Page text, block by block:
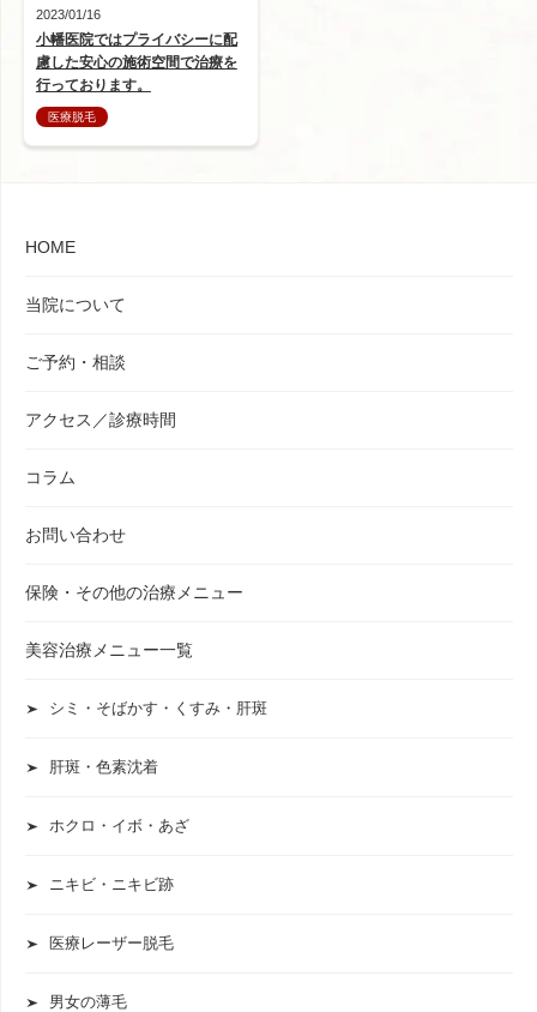
2023/01/16
小幡医院ではプライバシーに配
慮した安心の施術空間で治療を
行っております。
医療脱毛
HOME
当院について
ご予約・相談
アクセス／診療時間
コラム
お問い合わせ
保険・その他の治療メニュー
美容治療メニュー一覧
シミ・そばかす・くすみ・肝斑
肝斑・色素沈着
ホクロ・イボ・あざ
ニキビ・ニキビ跡
医療レーザー脱毛
男女の薄毛